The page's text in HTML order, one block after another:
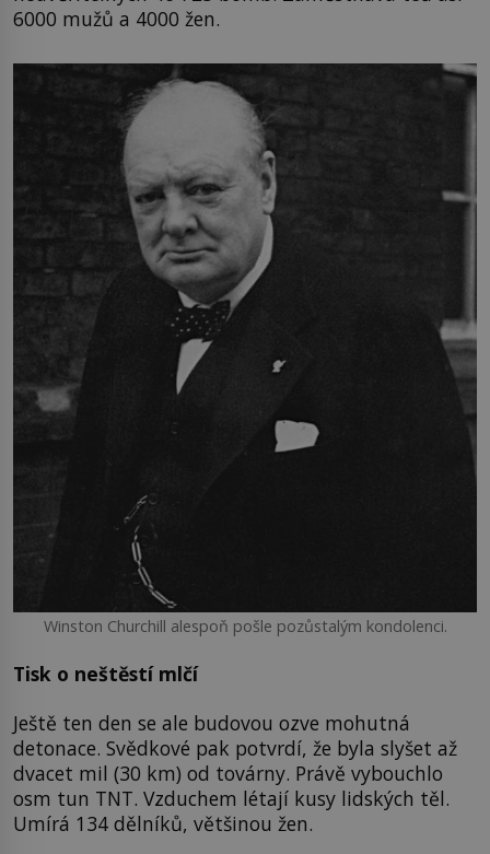
6000 mužů a 4000 žen.
Winston Churchill alespoň pošle pozůstalým kondolenci.
Tisk o neštěstí mlčí
Ještě ten den se ale budovou ozve mohutná
detonace. Svědkové pak potvrdí, že byla slyšet až
dvacet mil (30 km) od továrny. Právě vybouchlo
osm tun TNT. Vzduchem létají kusy lidských těl.
Umírá 134 dělníků, většinou žen.